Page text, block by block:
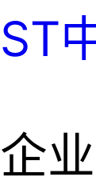
ST
企